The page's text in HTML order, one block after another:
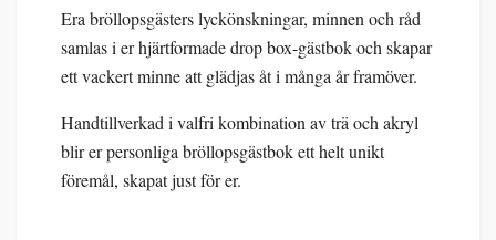
Era bröllopsgästers lyckönskningar, minnen och råd
samlas i er hjärtformade drop box-gästbok och skapar
ett vackert minne att glädjas åt i många år framöver.
Handtillverkad i valfri kombination av trä och akryl
blir er personliga bröllopsgästbok ett helt unikt
föremål, skapat just för er.